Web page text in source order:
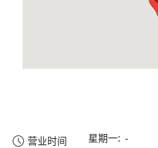
营业时间
星期一: -